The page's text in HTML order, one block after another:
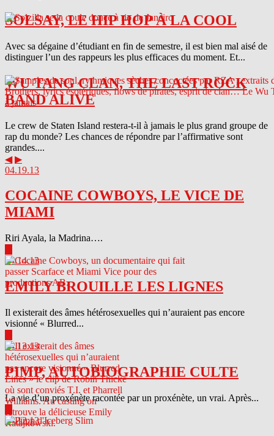
SOLSAY, LE HIP HOP À LA COOL
Avec sa dégaine d’étudiant en fin de semestre, il est bien mal aisé de
distinguer l’un des rappeurs les plus efficaces du moment. Et...
WU TANG CLAN, THE LAST ROCK
BAND ALIVE
Le crew de Staten Island restera-t-il à jamais le plus grand groupe de
rap du monde? Les chances de répondre par l’affirmative sont
grandes....
◀ ▶
04.19.13
COCAINE COWBOYS, LE VICE DE
MIAMI
Riri Ayala, la Madrina….
04.14.13
EMILY BROUILLE LES LIGNES
Il existerait des âmes hétérosexuelles qui n’auraient pas encore
visionné « Blurred...
04.13.13
PIMP, AUTOBIOGRAPHIE CULTE
La vie d’un proxénète racontée par un proxénète, un vrai. Après...
04.12.13